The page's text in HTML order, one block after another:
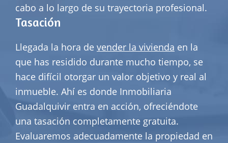
cabo a lo largo de su trayectoria profesional.
Tasación
Llegada la hora de vender la vivienda en la
que has residido durante mucho tiempo, se
hace difícil otorgar un valor objetivo y real al
inmueble. Ahí es donde Inmobiliaria
Guadalquivir entra en acción, ofreciéndote
una tasación completamente gratuita.
Evaluaremos adecuadamente la propiedad en